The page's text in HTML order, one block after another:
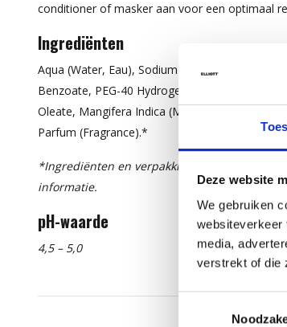
Deze website
We gebruiken
websiteverkeer
media,
verstrekt of die
conditioner of masker aan voor een optimaal
Ingrediënten
Aqua (Water, Eau), Sodium C14-16 Olefin
Benzoate, PEG-40 Hydrogenated Castor Oil,
Oleate, Mangifera Indica (Mango) Fruit
Parfum (Fragrance).*
*Ingrediënten en verpakking kunnen
informatie.
pH-waarde
4,5 – 5,0